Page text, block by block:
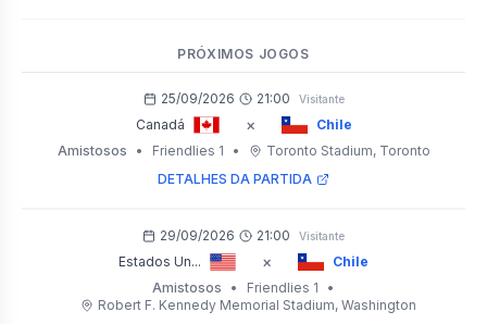
PRÓXIMOS JOGOS
25/09/2026 21:00 Visitante
Canadá ×
Chile
Amistosos
• Friendlies 1 • Toronto Stadium, Toronto
DETALHES DA PARTIDA
29/09/2026 21:00 Visitante
Estados Un... ×
Chile
Amistosos
• Friendlies 1
•
Robert F. Kennedy Memorial Stadium, Washington